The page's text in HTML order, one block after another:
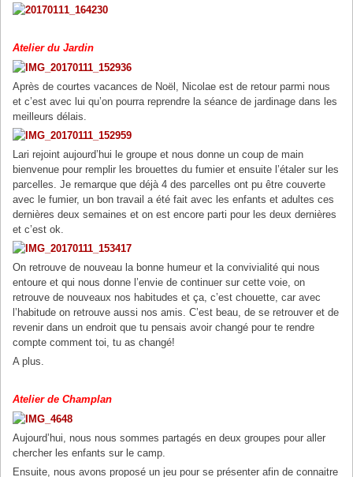
Atelier du Jardin
Après de courtes vacances de Noël, Nicolae est de retour parmi nous
et c’est avec lui qu’on pourra reprendre la séance de jardinage dans les
meilleurs délais.
Lari rejoint aujourd’hui le groupe et nous donne un coup de main
bienvenue pour remplir les brouettes du fumier et ensuite l’étaler sur les
parcelles. Je remarque que déjà 4 des parcelles ont pu être couverte
avec le fumier, un bon travail a été fait avec les enfants et adultes ces
dernières deux semaines et on est encore parti pour les deux dernières
et c’est ok.
On retrouve de nouveau la bonne humeur et la convivialité qui nous
entoure et qui nous donne l’envie de continuer sur cette voie, on
retrouve de nouveaux nos habitudes et ça, c’est chouette, car avec
l’habitude on retrouve aussi nos amis. C’est beau, de se retrouver et de
revenir dans un endroit que tu pensais avoir changé pour te rendre
compte comment toi, tu as changé!
A plus.
Atelier de Champlan
Aujourd’hui, nous nous sommes partagés en deux groupes pour aller
chercher les enfants sur le camp.
Ensuite, nous avons proposé un jeu pour se présenter afin de connaitre